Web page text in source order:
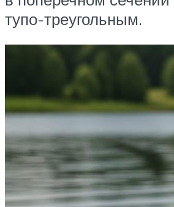
тупо-треугольным.